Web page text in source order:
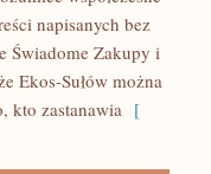
napisanych bez
Świadome Zakupy i
Ekos-Sułów można
kto zastanawia [